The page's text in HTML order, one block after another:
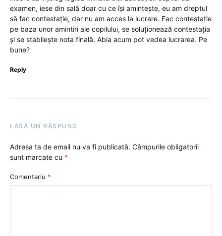
examen, iese din sală doar cu ce își amintește, eu am dreptul
să fac contestație, dar nu am acces la lucrare. Fac contestație
pe baza unor amintiri ale copilului, se soluționează contestația
și se stabilește nota finală. Abia acum pot vedea lucrarea. Pe
bune?
Reply
LASĂ UN RĂSPUNS
Adresa ta de email nu va fi publicată. Câmpurile obligatorii
sunt marcate cu *
Comentariu *